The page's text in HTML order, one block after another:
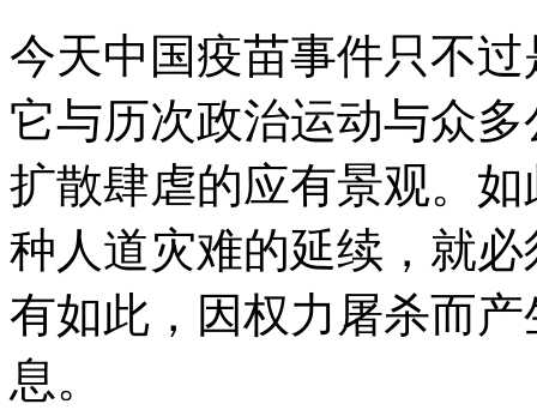
今天中国疫苗事件只不
它与历次政治运动与众
扩散肆虐的应有景观。
种人道灾难的延续，就
有如此，因权力屠杀而
息。